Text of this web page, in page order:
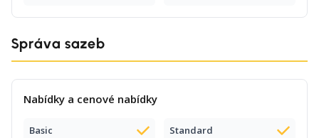
Správa sazeb
Nabídky a cenové nabídky
Basic Standard